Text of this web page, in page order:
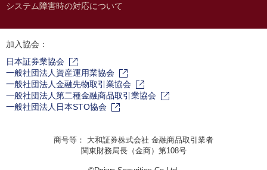
システム障害時の対応について
加入協会：
日本証券業協会
一般社団法人資産運用業協会
一般社団法人金融先物取引業協会
一般社団法人第二種金融商品取引業協会
一般社団法人日本STO協会
商号等： 大和証券株式会社 金融商品取引業者
関東財務局長（金商）第108号